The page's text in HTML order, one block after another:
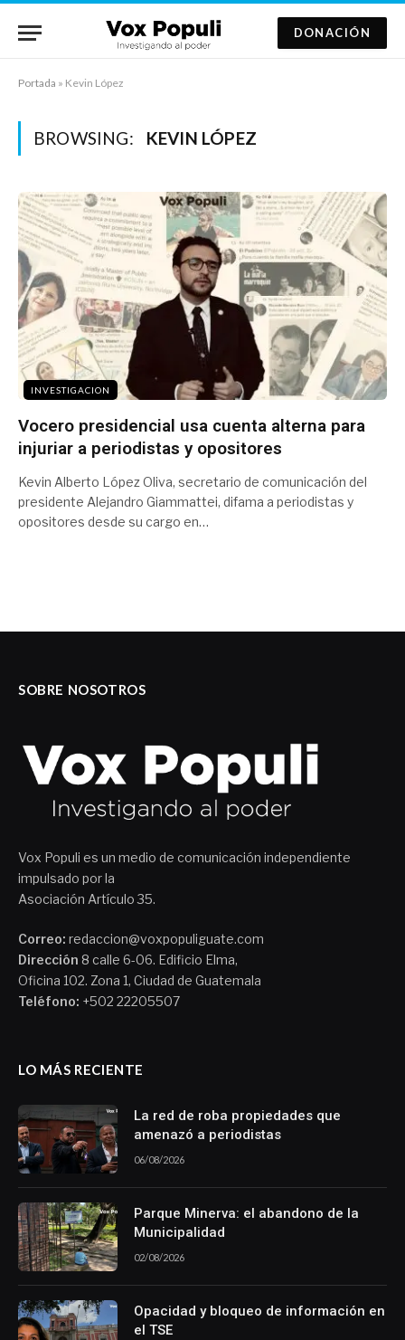
DONACIÓN
Portada » Kevin López
BROWSING: KEVIN LÓPEZ
INVESTIGACION
Vocero presidencial usa cuenta alterna para
injuriar a periodistas y opositores
Kevin Alberto López Oliva, secretario de comunicación del
presidente Alejandro Giammattei, difama a periodistas y
opositores desde su cargo en…
SOBRE NOSOTROS
Vox Populi es un medio de comunicación independiente
impulsado por la
Asociación Artículo 35.
Correo: redaccion@voxpopuliguate.com
Dirección 8 calle 6-06. Edificio Elma,
Oficina 102. Zona 1, Ciudad de Guatemala
Teléfono: +502 22205507
LO MÁS RECIENTE
La red de roba propiedades que
amenazó a periodistas
06/08/2026
Parque Minerva: el abandono de la
Municipalidad
02/08/2026
Opacidad y bloqueo de información en
el TSE